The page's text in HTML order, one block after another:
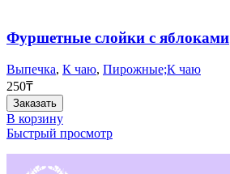
вариаций.
можно
выбрать
Фуршетные слойки с яблоками
Выпечка, К чаю, Пирожные;К чаю
250₸
Заказать
В корзину
Быстрый просмотр